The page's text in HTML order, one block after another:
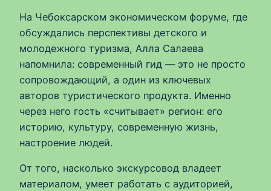
На Чебоксарском экономическом форуме, где
обсуждались перспективы детского и
молодежного туризма, Алла Салаева
напомнила: современный гид — это не просто
сопровождающий, а один из ключевых
авторов туристического продукта. Именно
через него гость «считывает» регион: его
историю, культуру, современную жизнь,
настроение людей.
От того, насколько экскурсовод владеет
материалом, умеет работать с аудиторией,